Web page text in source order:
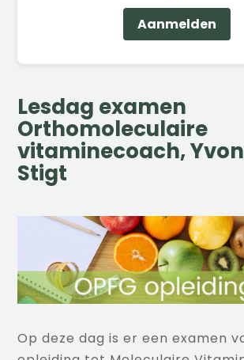
Lesdag examen
Orthomoleculaire
vitaminecoach,
Stigt
Op deze dag is er een examen
Aanmelden